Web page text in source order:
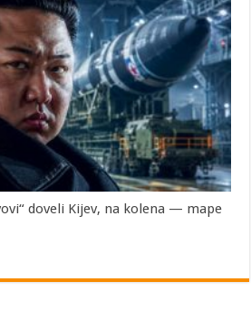
doveli Kijev, na kolena — mape